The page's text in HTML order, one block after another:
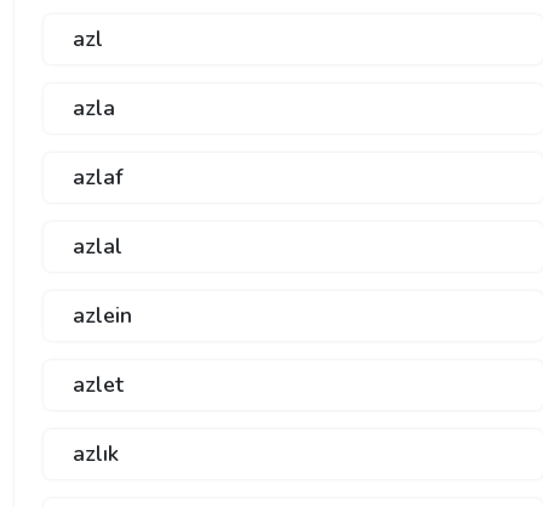
azl
azla
azlaf
azlal
azlein
azlet
azlık